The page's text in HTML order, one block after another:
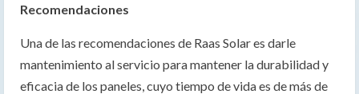
Recomendaciones
Una de las recomendaciones de Raas Solar es darle
mantenimiento al servicio para mantener la durabilidad y
eficacia de los paneles, cuyo tiempo de vida es de más de